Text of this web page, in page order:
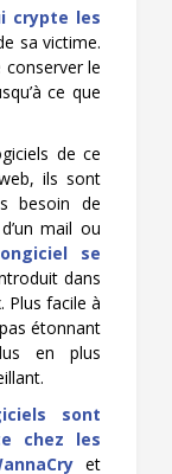
crypte les
sa victime.
le
ce que
de ce
ils sont
besoin de
mail ou
se
dans
Plus facile à
étonnant
en plus
sont
chez les
et